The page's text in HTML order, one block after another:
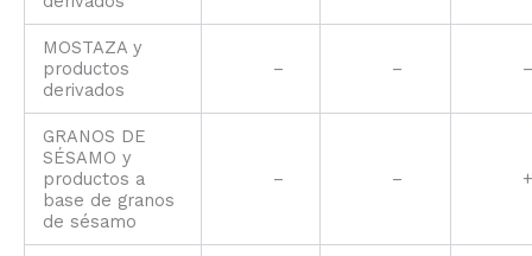
MOSTAZA y
productos
derivados
– – –
GRANOS DE
SÉSAMO y
productos a
base de granos
de sésamo
– – +